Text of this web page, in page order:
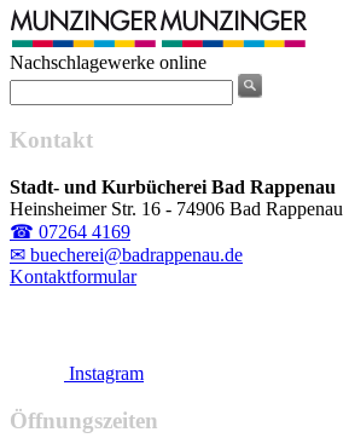
Nachschlagewerke online
Kontakt
Stadt- und Kurbücherei Bad Rappenau
Heinsheimer Str. 16 - 74906 Bad Rappenau
☎ 07264 4169
✉ buecherei@badrappenau.de
Kontaktformular
Instagram
Öffnungszeiten